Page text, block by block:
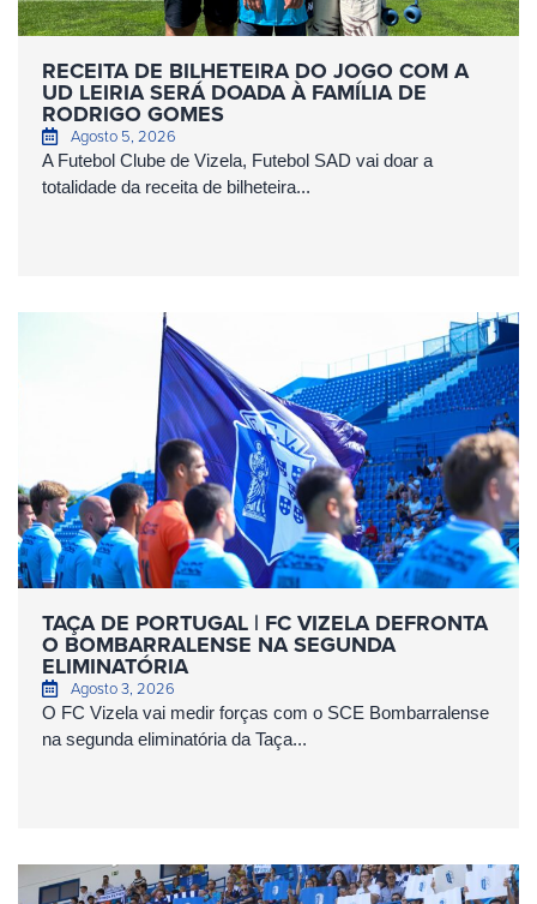
RECEITA DE BILHETEIRA DO JOGO COM A
UD LEIRIA SERÁ DOADA À FAMÍLIA DE
RODRIGO GOMES
Agosto 5, 2026
A Futebol Clube de Vizela, Futebol SAD vai doar a
totalidade da receita de bilheteira...
TAÇA DE PORTUGAL | FC VIZELA DEFRONTA
O BOMBARRALENSE NA SEGUNDA
ELIMINATÓRIA
Agosto 3, 2026
O FC Vizela vai medir forças com o SCE Bombarralense
na segunda eliminatória da Taça...